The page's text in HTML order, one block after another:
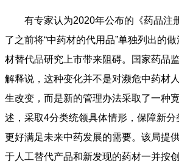
有专家认为2020年公布的《药品注
了之前将“中药材的代用品”单独列出的
材替代品研究上市带来阻碍。国家药品
解释说，这种变化并不是对濒危中药材
生改变，而是新的管理办法采取了一种
述，采取4分类统领具体情形，保障新分
更好满足未来中药发展的需要。该局提
于人工替代产品和新发现的药材一并按